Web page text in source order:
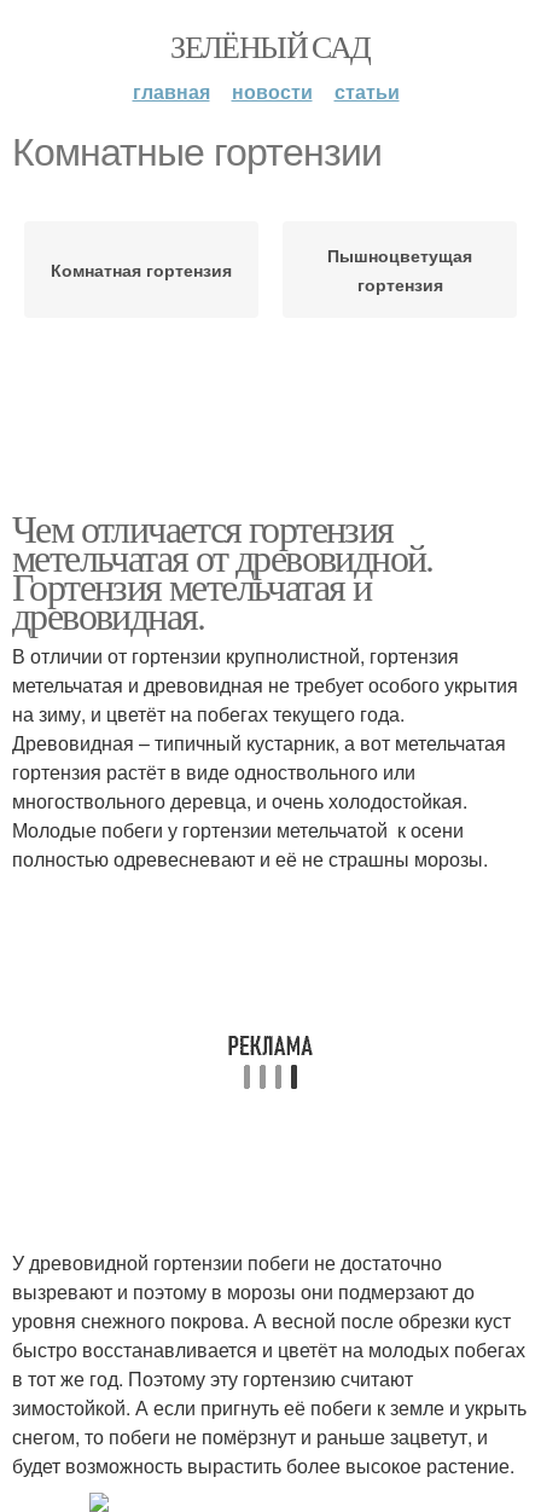
ЗЕЛЁНЫЙ САД
главная новости статьи
Комнатные гортензии
Комнатная гортензия
Пышноцветущая
гортензия
Чем отличается гортензия
метельчатая от древовидной.
Гортензия метельчатая и
древовидная.
В отличии от гортензии крупнолистной, гортензия
метельчатая и древовидная не требует особого укрытия
на зиму, и цветёт на побегах текущего года.
Древовидная – типичный кустарник, а вот метельчатая
гортензия растёт в виде одноствольного или
многоствольного деревца, и очень холодостойкая.
Молодые побеги у гортензии метельчатой к осени
полностью одревесневают и её не страшны морозы.
У древовидной гортензии побеги не достаточно
вызревают и поэтому в морозы они подмерзают до
уровня снежного покрова. А весной после обрезки куст
быстро восстанавливается и цветёт на молодых побегах
в тот же год. Поэтому эту гортензию считают
зимостойкой. А если пригнуть её побеги к земле и укрыть
снегом, то побеги не помёрзнут и раньше зацветут, и
будет возможность вырастить более высокое растение.